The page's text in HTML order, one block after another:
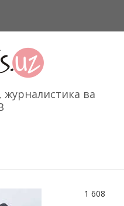
журналистика ва
1 608